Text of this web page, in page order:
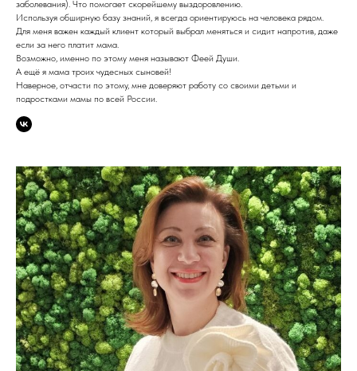
заболевания). Что помогает скорейшему выздоровлению.
Используя обширную базу знаний, я всегда ориентируюсь на человека рядом.
Для меня важен каждый клиент который выбрал меняться и сидит напротив, даже
если за него платит мама.
Возможно, именно по этому меня называют Феей Души.
А ещё я мама троих чудесных сыновей!
Наверное, отчасти по этому, мне доверяют работу со своими детьми и
подростками мамы по всей России.